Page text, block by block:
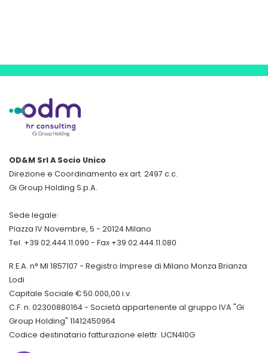
OD&M Srl A Socio Unico
Direzione e Coordinamento ex art. 2497 c.c.
Gi Group Holding S.p.A.
Sede legale:
Piazza IV Novembre, 5 - 20124 Milano
Tel. +39 02.444.11.090 - Fax +39 02.444.11.080
R.E.A. n° MI 1857107 - Registro Imprese di Milano Monza Brianza
Lodi
Capitale Sociale € 50.000,00 i.v.
C.F. n. 02300880164 - Società appartenente al gruppo IVA "Gi
Group Holding" 11412450964
Codice destinatario fatturazione elettr. UCN4I0G